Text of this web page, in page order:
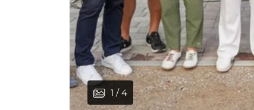
1 / 4
2 / 4
3 / 4
4 / 4